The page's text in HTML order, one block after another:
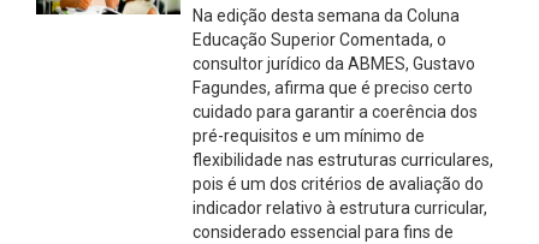
Na edição desta semana da Coluna
Educação Superior Comentada, o
consultor jurídico da ABMES, Gustavo
Fagundes, afirma que é preciso certo
cuidado para garantir a coerência dos
pré-requisitos e um mínimo de
flexibilidade nas estruturas curriculares,
pois é um dos critérios de avaliação do
indicador relativo à estrutura curricular,
considerado essencial para fins de